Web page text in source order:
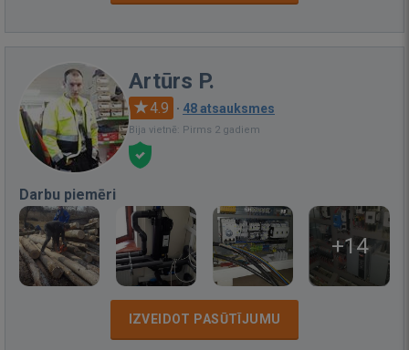
Artūrs P.
4.9 · 48 atsauksmes
Bija vietnē: Pirms 2 gadiem
Darbu piemēri
+14
IZVEIDOT PASŪTĪJUMU